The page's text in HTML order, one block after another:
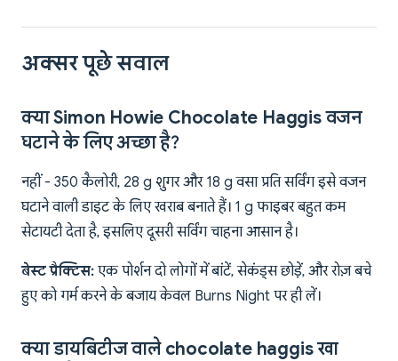
अक्सर पूछे सवाल
क्या Simon Howie Chocolate Haggis वजन
घटाने के लिए अच्छा है?
नहीं - 350 कैलोरी, 28 g शुगर और 18 g वसा प्रति सर्विंग इसे वजन
घटाने वाली डाइट के लिए खराब बनाते हैं। 1 g फाइबर बहुत कम
सेटायटी देता है, इसलिए दूसरी सर्विंग चाहना आसान है।
बेस्ट प्रैक्टिस: एक पोर्शन दो लोगों में बांटें, सेकंड्स छोड़ें, और रोज़ बचे
हुए को गर्म करने के बजाय केवल Burns Night पर ही लें।
क्या डायबिटीज वाले chocolate haggis खा